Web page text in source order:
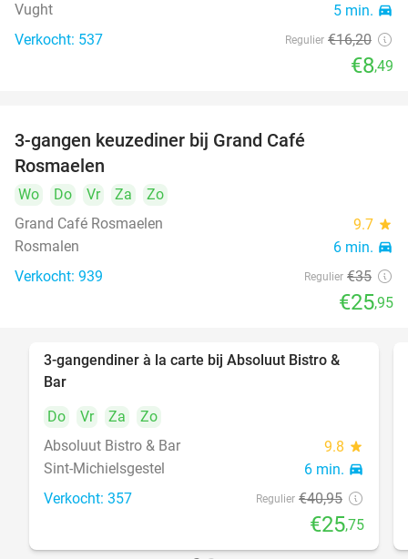
Vught 5 min. directions_car
Verkocht: 537 Regulier €16,20
€8,49
3-gangen keuzediner bij Grand Café
Rosmaelen
Wo Do Vr Za
Zo
Grand Café Rosmaelen
9.7 star
Rosmalen 6 min. directions_car
Verkocht: 939 Regulier €35
€25,95
37%
3-gangendiner à la carte bij Absoluut Bistro &
Bar
Do
Vr Za
Zo
Absoluut Bistro & Bar
9.8 star
Sint-Michielsgestel 6 min. directions_car
Verkocht: 357 Regulier €40,95
€25,75